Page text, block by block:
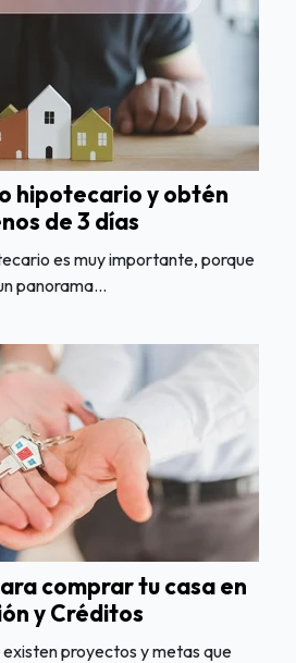
hipotecario y obtén
de 3 días
es muy importante, porque
panorama...
comprar tu casa en
y Créditos
proyectos y metas que